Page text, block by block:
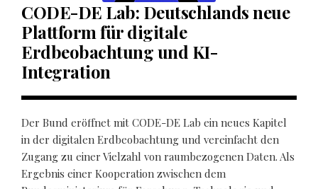
CODE-DE Lab: Deutschlands neue
Plattform für digitale
Erdbeobachtung und KI-
Integration
Der Bund eröffnet mit CODE-DE Lab ein neues Kapitel
in der digitalen Erdbeobachtung und vereinfacht den
Zugang zu einer Vielzahl von raumbezogenen Daten. Als
Ergebnis einer Kooperation zwischen dem